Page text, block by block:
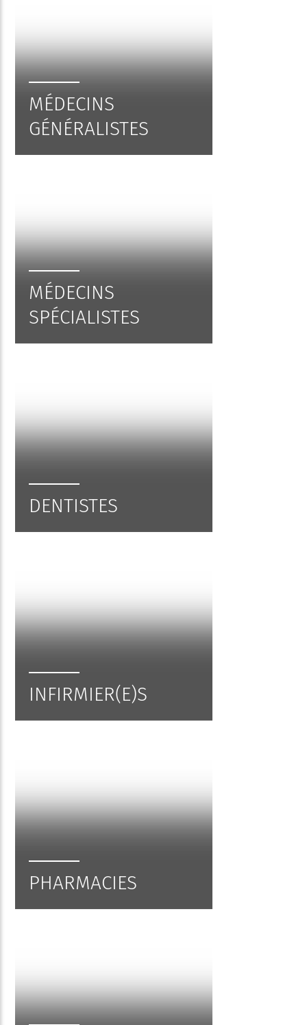
MÉDECINS
GÉNÉRALISTES
MÉDECINS
SPÉCIALISTES
DENTISTES
INFIRMIER(E)S
PHARMACIES